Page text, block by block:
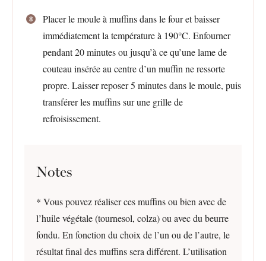
Placer le moule à muffins dans le four et baisser
immédiatement la température à 190°C. Enfourner
pendant 20 minutes ou jusqu’à ce qu’une lame de
couteau insérée au centre d’un muffin ne ressorte
propre. Laisser reposer 5 minutes dans le moule, puis
transférer les muffins sur une grille de
refroisissement.
Notes
* Vous pouvez réaliser ces muffins ou bien avec de
l’huile végétale (tournesol, colza) ou avec du beurre
fondu. En fonction du choix de l’un ou de l’autre, le
résultat final des muffins sera différent. L’utilisation